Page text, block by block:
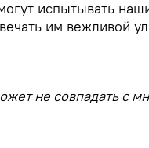
испытывать
им вежливой
не совпадать с